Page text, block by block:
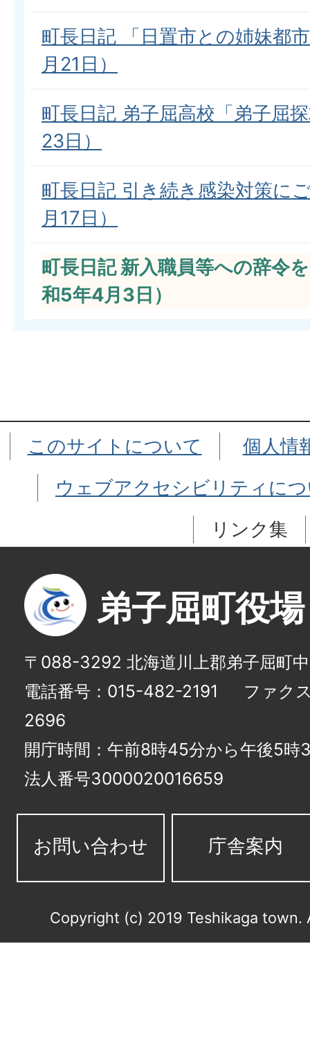
町長日記 「日置市との姉妹都
月21日）
町長日記 弟子屈高校「弟子屈
23日）
町長日記 引き続き感染対策に
月17日）
町長日記 新入職員等への辞令
和5年4月3日）
このサイトについて
個人情
ウェブアクセシビリティに
リンク集
弟子屈町役場
〒088-3292 北海道川上郡弟子屈町
電話番号：015-482-2191
ファク
2696
開庁時間：午前8時45分から午後5時
法人番号3000020016659
お問い合わせ 庁舎案内
Copyright (c) 2019 Teshikaga town.